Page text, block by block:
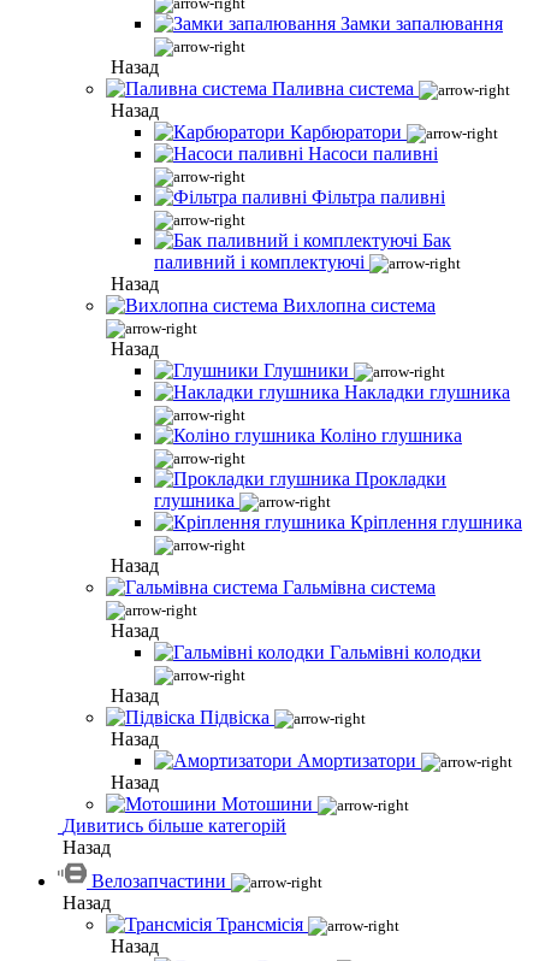
Замки запалювання
Назад
Паливна система
Назад
Карбюратори
Насоси паливні
Фільтра паливні
Бак
паливний і комплектуючі
Назад
Вихлопна система
Назад
Глушники
Накладки глушника
Коліно глушника
Прокладки
глушника
Кріплення глушника
Назад
Гальмівна система
Назад
Гальмівні колодки
Назад
Підвіска
Назад
Амортизатори
Назад
Мотошини
Дивитись більше категорій
Назад
Велозапчастини
Назад
Трансмісія
Назад